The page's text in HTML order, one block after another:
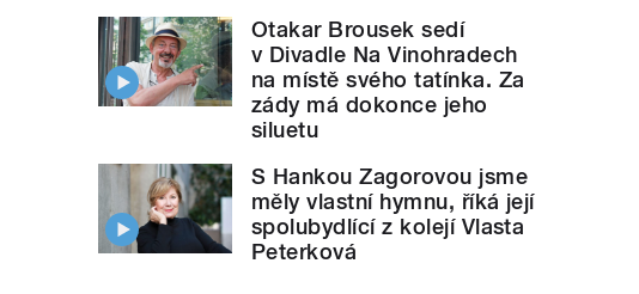
Otakar Brousek sedí
v Divadle Na Vinohradech
na místě svého tatínka. Za
zády má dokonce jeho
siluetu
S Hankou Zagorovou jsme
měly vlastní hymnu, říká její
spolubydlící z kolejí Vlasta
Peterková